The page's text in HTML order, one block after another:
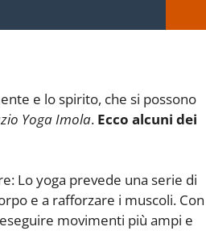
e lo spirito, che si possono
Yoga Imola. Ecco alcuni dei
Lo yoga prevede una serie di
e a rafforzare i muscoli. Con
movimenti più ampi e